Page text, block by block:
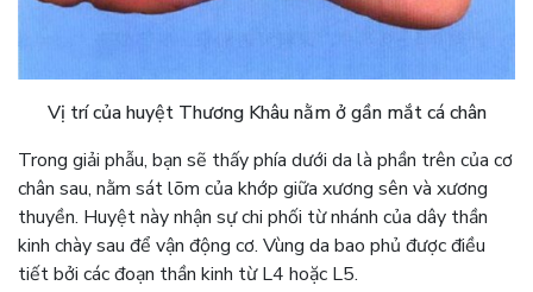
Vị trí của huyệt Thương Khâu nằm ở gần mắt cá chân
Trong giải phẫu, bạn sẽ thấy phía dưới da là phần trên của cơ
chân sau, nằm sát lõm của khớp giữa xương sên và xương
thuyền. Huyệt này nhận sự chi phối từ nhánh của dây thần
kinh chày sau để vận động cơ. Vùng da bao phủ được điều
tiết bởi các đoạn thần kinh từ L4 hoặc L5.